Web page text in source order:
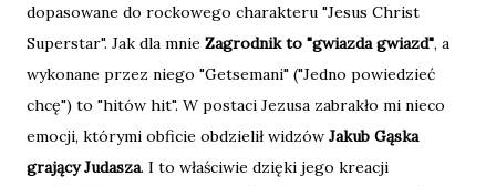
dopasowane do rockowego charakteru "Jesus Christ
Superstar". Jak dla mnie Zagrodnik to "gwiazda gwiazd", a
wykonane przez niego "Getsemani" ("Jedno powiedzieć
chcę") to "hitów hit". W postaci Jezusa zabrakło mi nieco
emocji, którymi obficie obdzielił widzów Jakub Gąska
grający Judasza. I to właściwie dzięki jego kreacji